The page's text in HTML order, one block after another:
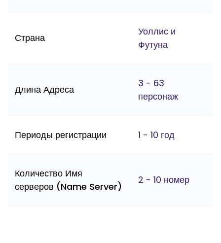
Страна
Уоллис и
Футуна
Длина Адреса
3 - 63
персонаж
Периоды регистрации 1 - 10 год
Количество Имя
серверов (Name Server)
2 - 10 номер